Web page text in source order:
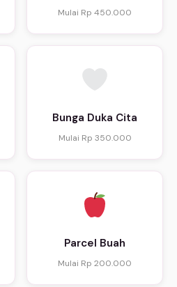
Mulai Rp 450.000
Bunga Duka Cita
Mulai Rp 350.000
Parcel Buah
Mulai Rp 200.000